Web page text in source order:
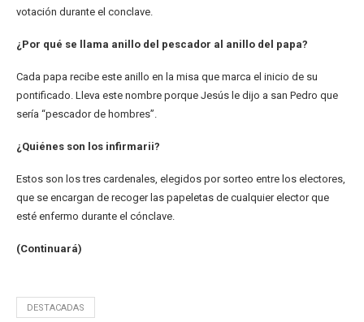
votación durante el conclave.
¿Por qué se llama anillo del pescador al anillo del papa?
Cada papa recibe este anillo en la misa que marca el inicio de su
pontificado. Lleva este nombre porque Jesús le dijo a san Pedro que
sería “pescador de hombres”.
¿Quiénes son los infirmarii?
Estos son los tres cardenales, elegidos por sorteo entre los electores,
que se encargan de recoger las papeletas de cualquier elector que
esté enfermo durante el cónclave.
(Continuará)
DESTACADAS